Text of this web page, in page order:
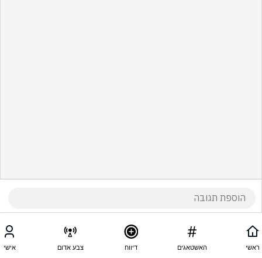
ראשי האשטאגים דיווח צבע אדום אישי